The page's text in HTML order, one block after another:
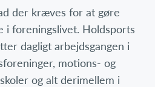
der kræves for at gøre
i foreningslivet. Holdsports
dagligt arbejdsgangen i
motions- og
og alt derimellem i